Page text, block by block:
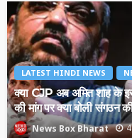
LATEST HINDI NEWS
क्या CJP अब अमित शाह के
की मांग पर क्या बोली संगठन
News Box Bharat